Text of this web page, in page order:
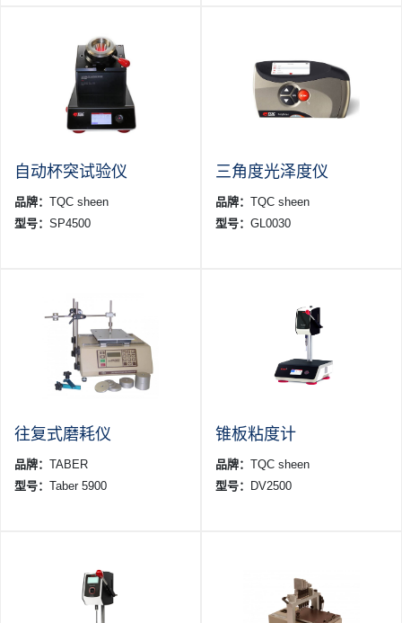
自动杯突试验仪
品牌： TQC sheen
型号： SP4500
三角度光泽度仪
品牌： TQC sheen
型号： GL0030
往复式磨耗仪
品牌： TABER
型号： Taber 5900
锥板粘度计
品牌： TQC sheen
型号：
DV2500